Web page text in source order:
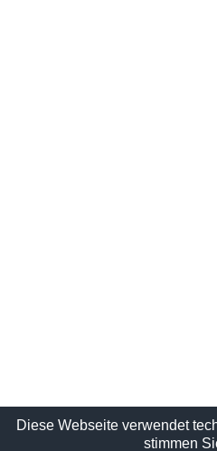
Diese Webseite verwendet
stimmen